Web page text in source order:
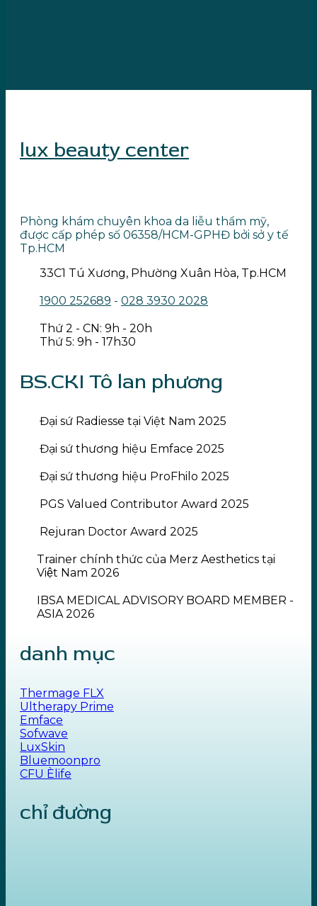
lux beauty center
Phòng khám chuyên khoa da liễu thẩm mỹ,
được cấp phép số 06358/HCM-GPHĐ bởi sở y tế
Tp.HCM
33C1 Tú Xương, Phường Xuân Hòa, Tp.HCM
1900 252689 - 028 3930 2028
Thứ 2 - CN: 9h - 20h
Thứ 5: 9h - 17h30
BS.CKI Tô lan phương
Đại sứ Radiesse tại Việt Nam 2025
Đại sứ thương hiệu Emface 2025
Đại sứ thương hiệu ProFhilo 2025
PGS Valued Contributor Award 2025
Rejuran Doctor Award 2025
Trainer chính thức của Merz Aesthetics tại
Việt Nam 2026
IBSA MEDICAL ADVISORY BOARD MEMBER -
ASIA 2026
danh mục
Thermage FLX
Ultherapy Prime
Emface
Sofwave
LuxSkin
Bluemoonpro
CFU Èlife
chỉ đường